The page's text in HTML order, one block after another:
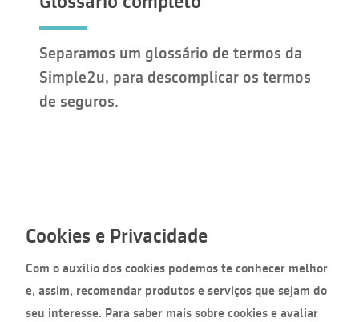
Separamos um glossário de termos da
Simple2u, para descomplicar os termos
de seguros.
Prontos para Integração?
Cadastre sua conta e seus apps, conheça
Cookies e Privacidade
Com o auxílio dos cookies podemos te conhecer melhor
e, assim, recomendar produtos e serviços que sejam do
seu interesse. Para saber mais sobre cookies e avaliar